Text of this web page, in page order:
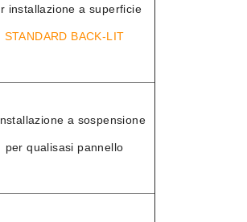
installazione a superficie
STANDARD BACK-LIT
a sospensione
per qualisasi pannello